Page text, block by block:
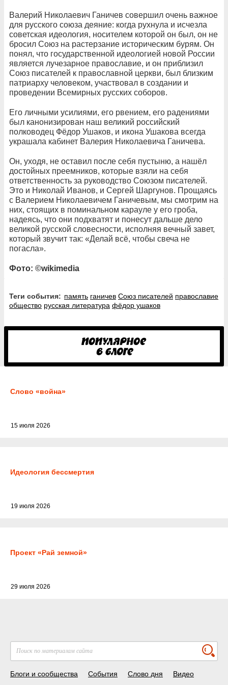
Валерий Николаевич Ганичев совершил очень важное
для русского союза деяние: когда рухнула и исчезла
советская идеология, носителем которой он был, он не
бросил Союз на растерзание историческим бурям. Он
понял, что государственной идеологией новой России
является лучезарное православие, и он приблизил
Союз писателей к православной церкви, был близким
патриарху человеком, участвовал в создании и
проведении Всемирных русских соборов.
Его личными усилиями, его рвением, его радениями
был канонизирован наш великий российский
полководец Фёдор Ушаков, и икона Ушакова всегда
украшала кабинет Валерия Николаевича Ганичева.
Он, уходя, не оставил после себя пустыню, а нашёл
достойных преемников, которые взяли на себя
ответственность за руководство Союзом писателей.
Это и Николай Иванов, и Сергей Шаргунов. Прощаясь
с Валерием Николаевичем Ганичевым, мы смотрим на
них, стоящих в поминальном карауле у его гроба,
надеясь, что они подхватят и понесут дальше дело
великой русской словесности, исполняя вечный завет,
который звучит так: «Делай всё, чтобы свеча не
погасла».
Фото: ©wikimedia
Теги события: память ганичев Союз писателей православие
общество русская литература фёдор ушаков
Слово «война»
15 июля 2026
Идеология бессмертия
19 июля 2026
Проект «Рай земной»
29 июля 2026
Блоги и сообщества События Слово дня Видео